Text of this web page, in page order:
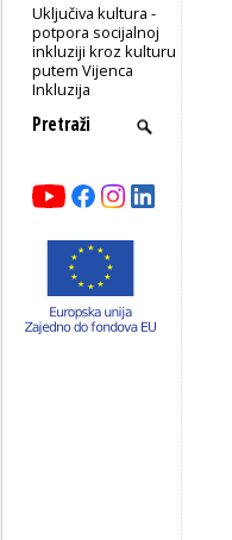
Uključiva kultura -
potpora socijalnoj
inkluziji kroz kulturu
putem Vijenca
Inkluzija